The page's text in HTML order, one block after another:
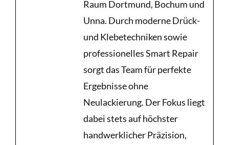
Raum Dortmund, Bochum und
Unna. Durch moderne Drück-
und Klebetechniken sowie
professionelles Smart Repair
sorgt das Team für perfekte
Ergebnisse ohne
Neulackierung. Der Fokus liegt
dabei stets auf höchster
handwerklicher Präzision,